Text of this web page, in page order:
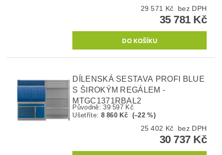
29 571 Kč bez DPH
35 781 Kč
DÍLENSKÁ SESTAVA PROFI BLUE
S ŠIROKÝM REGÁLEM -
MTGC1371RBAL2
Původně:39 597 Kč
Ušetříte: 8 860 Kč (–22 %)
25 402 Kč bez DPH
30 737 Kč